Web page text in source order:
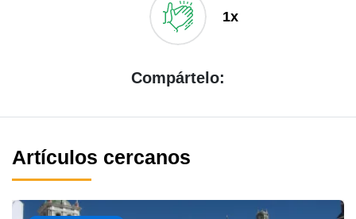
1x
Compártelo:
Artículos cercanos